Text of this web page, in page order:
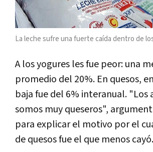
La leche sufre una fuerte caída dentro de
A los yogures les fue peor: una
promedio del 20%. En quesos,
baja fue del 6% interanual. "Los
somos muy queseros",
para explicar el motivo por el
de quesos fue el que menos cayó.